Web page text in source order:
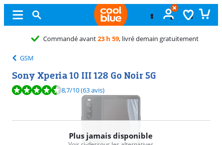
GSM
Sony Xperia 10 III 128 Go Noir 5G
La note est de 8,7 sur 10, basée sur 63 avis.
8,7/10(63 avis)
Plus jamais disponible